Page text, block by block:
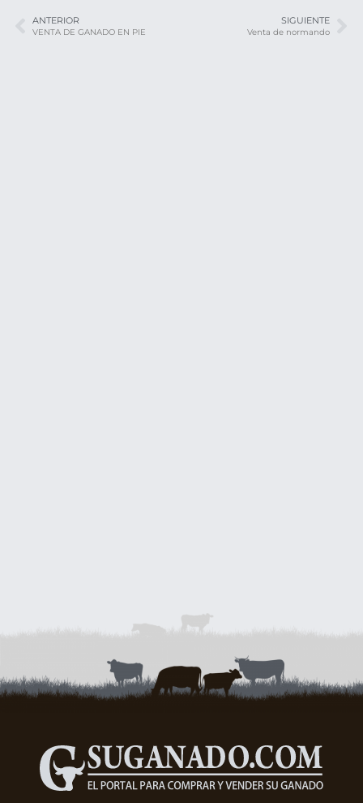
ANTERIOR
VENTA DE GANADO EN PIE
SIGUIENTE
Venta de normando